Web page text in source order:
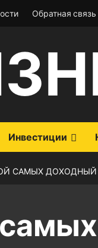
Обратная связь
Инвестиции
САМЫХ ДОХОДНЫЙ